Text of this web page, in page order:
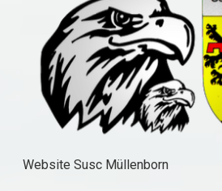
Website Susc Müllenborn